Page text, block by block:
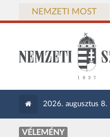
NEMZETI MOST
2026. augusztus 8.
VÉLEMÉNY